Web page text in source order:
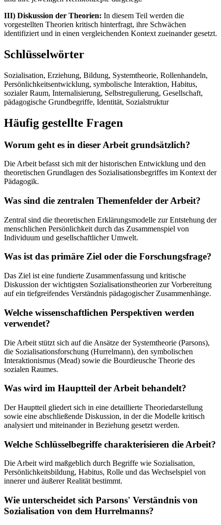
III) Diskussion der Theorien: In diesem Teil werden die
vorgestellten Theorien kritisch hinterfragt, ihre Schwächen
identifiziert und in einen vergleichenden Kontext zueinander gesetzt.
Schlüsselwörter
Sozialisation, Erziehung, Bildung, Systemtheorie, Rollenhandeln,
Persönlichkeitsentwicklung, symbolische Interaktion, Habitus,
sozialer Raum, Internalisierung, Selbstregulierung, Gesellschaft,
pädagogische Grundbegriffe, Identität, Sozialstruktur
Häufig gestellte Fragen
Worum geht es in dieser Arbeit grundsätzlich?
Die Arbeit befasst sich mit der historischen Entwicklung und den
theoretischen Grundlagen des Sozialisationsbegriffes im Kontext der
Pädagogik.
Was sind die zentralen Themenfelder der Arbeit?
Zentral sind die theoretischen Erklärungsmodelle zur Entstehung der
menschlichen Persönlichkeit durch das Zusammenspiel von
Individuum und gesellschaftlicher Umwelt.
Was ist das primäre Ziel oder die Forschungsfrage?
Das Ziel ist eine fundierte Zusammenfassung und kritische
Diskussion der wichtigsten Sozialisationstheorien zur Vorbereitung
auf ein tiefgreifendes Verständnis pädagogischer Zusammenhänge.
Welche wissenschaftlichen Perspektiven werden
verwendet?
Die Arbeit stützt sich auf die Ansätze der Systemtheorie (Parsons),
die Sozialisationsforschung (Hurrelmann), den symbolischen
Interaktionismus (Mead) sowie die Bourdieusche Theorie des
sozialen Raumes.
Was wird im Hauptteil der Arbeit behandelt?
Der Hauptteil gliedert sich in eine detaillierte Theoriedarstellung
sowie eine abschließende Diskussion, in der die Modelle kritisch
analysiert und miteinander in Beziehung gesetzt werden.
Welche Schlüsselbegriffe charakterisieren die Arbeit?
Die Arbeit wird maßgeblich durch Begriffe wie Sozialisation,
Persönlichkeitsbildung, Habitus, Rolle und das Wechselspiel von
innerer und äußerer Realität bestimmt.
Wie unterscheidet sich Parsons' Verständnis von
Sozialisation von dem Hurrelmanns?